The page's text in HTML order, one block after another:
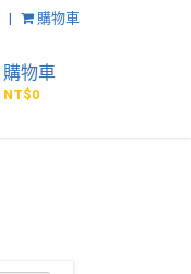
購物車
購物車
NT$0